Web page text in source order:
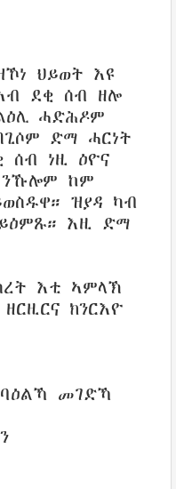
ህይወት እዩ
ደቂ ሰብ ዘሎ
ሓድሕዶም
ድማ ሓርነት
ነዚ ዕዮና
ከም
ዝያዳ ካብ
እዚ ድማ
እቲ ኣምላኽ
ክንርእዮ
መገድኻ